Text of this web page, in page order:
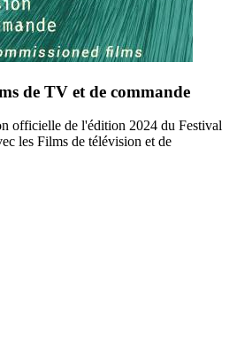
de TV et de commande
officielle de l'édition 2024 du Festival
les Films de télévision et de